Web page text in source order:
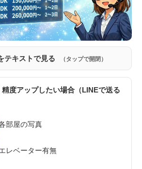
テキストで見る （タップで開閉）
精度アップしたい場合（LINEで送る
部屋の写真
レベーター有無